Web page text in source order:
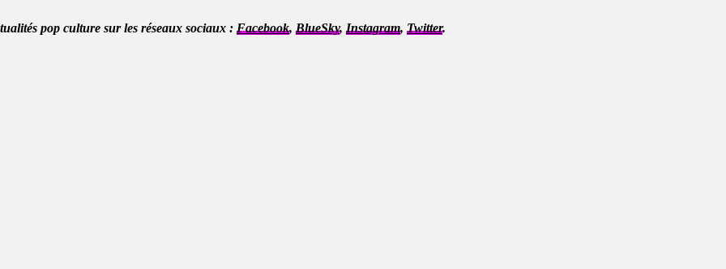
pop culture sur les réseaux sociaux : Facebook, BlueSky, Instagram, Twitter.